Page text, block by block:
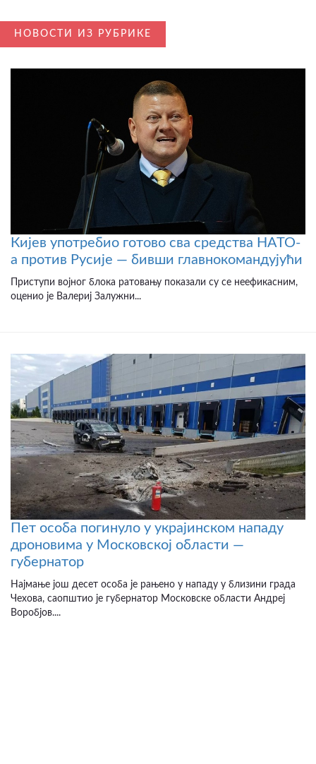
НОВОСТИ ИЗ РУБРИКЕ
Кијев употребио готово сва средства НАТО-
а против Русије — бивши главнокомандујући
Приступи војног блока ратовању показали су се неефикасним,
оценио је Валериј Залужни...
Пет особа погинуло у украјинском нападу
дроновима у Московској области —
губернатор
Најмање још десет особа је рањено у нападу у близини града
Чехова, саопштио је губернатор Московске области Андреј
Воробјов....